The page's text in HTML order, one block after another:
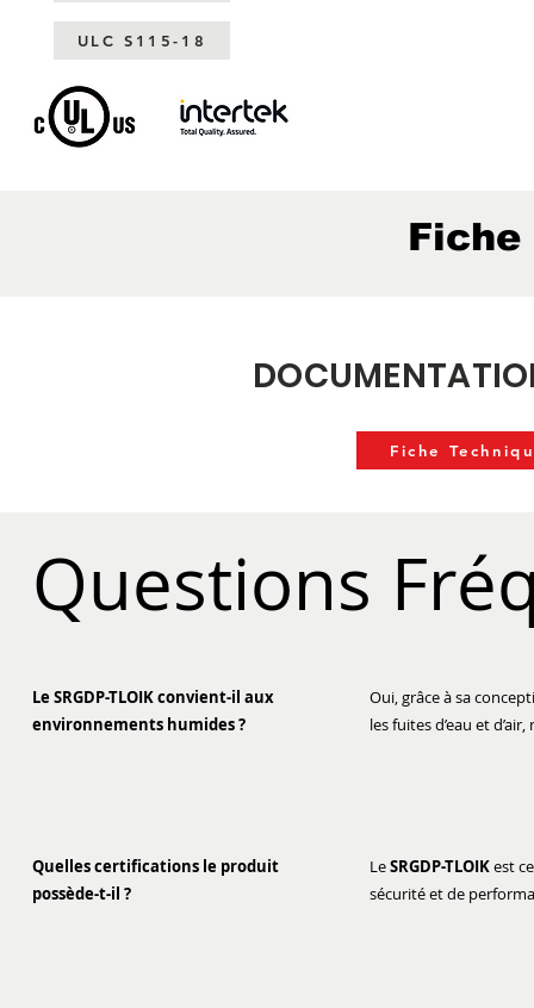
ULC S115-18
Fiche
Fiche
Questions
Le SRGDP-TLOIK convient-il aux
environnements humides ?
Oui, grâce à sa
les fuites d’eau et
Quelles certifications le produit
possède-t-il ?
LeSRGDP-TLOIKest
sécurité et de